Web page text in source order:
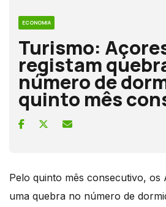
ECONOMIA
Turismo:
registam
número de
quinto mês
Pelo quinto mês consecutivo, os
uma quebra no número de